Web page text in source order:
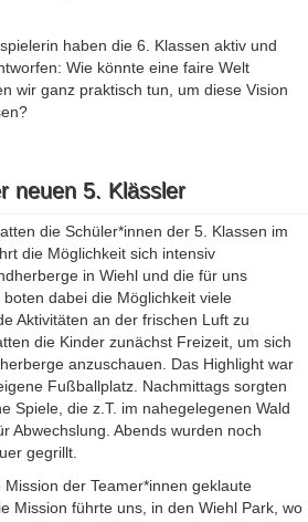
haben die 6. Klassen aktiv und
Wie könnte eine faire Welt
wir ganz praktisch tun, um diese Vision
neuen 5. Klässler
die Schüler*innen der 5. Klassen im
die Möglichkeit sich intensiv
in Wiehl und die für uns
dabei die Möglichkeit viele
Aktivitäten an der frischen Luft zu
die Kinder zunächst Freizeit, um sich
anzuschauen. Das Highlight war
Fußballplatz. Nachmittags sorgten
Spiele, die z.T. im nahegelegenen Wald
Abwechslung. Abends wurden noch
gegrillt.
der Teamer*innen geklaute
Mission führte uns, in den Wiehl Park, wo